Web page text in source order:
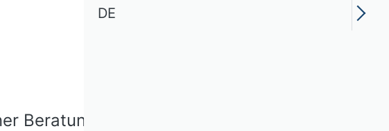
Beratung. Dem Beirat können bis
DE